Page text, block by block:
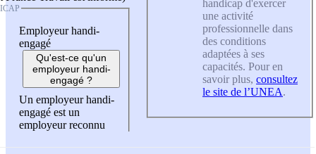
Employeur handi-
engagé
Qu'est-ce qu'un
employeur handi-
engagé ?
Un employeur handi-
engagé est un
employeur reconnu
handicap d'exercer
une activité
professionnelle dans
des conditions
adaptées à ses
capacités. Pour en
savoir plus, consultez
le site de l’UNEA.